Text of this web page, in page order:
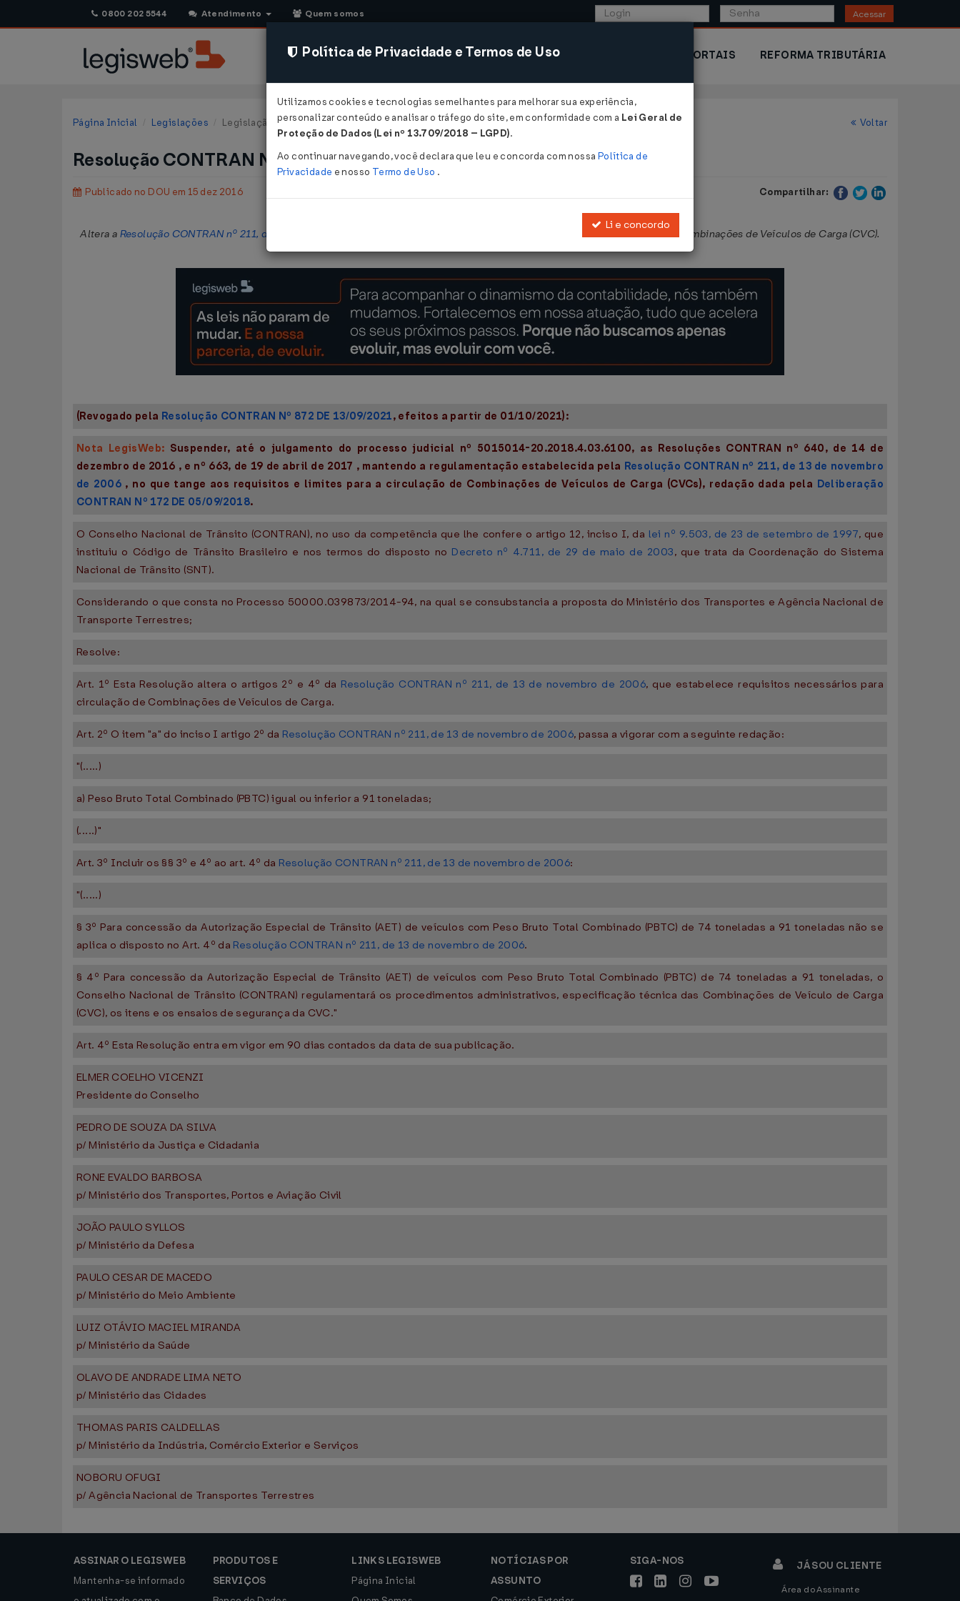
0800 202 5544 Atendimento Quem somos Acessar
CONSULTORIA SISTEMAS COMÉRCIO EXTERIOR PORTAIS REFORMA TRIBUTÁRIA
Página Inicial Legislações Legislação Federal Voltar
Resolução CONTRAN Nº 640 DE 14/12/2016
Publicado no DOU em 15 dez 2016 Compartilhar:
Altera a Resolução CONTRAN nº 211, de 13 de novembro de 2006 , que estabelece requisitos necessários para circulação de Combinações de Veículos de Carga (CVC).
(Revogado pela Resolução CONTRAN Nº 872 DE 13/09/2021, efeitos a partir de 01/10/2021):
Nota LegisWeb: Suspender, até o julgamento do processo judicial nº 5015014-20.2018.4.03.6100, as Resoluções CONTRAN nº 640, de 14 de
dezembro de 2016 , e nº 663, de 19 de abril de 2017 , mantendo a regulamentação estabelecida pela Resolução CONTRAN nº 211, de 13 de novembro
de 2006, no que tange aos requisitos e limites para a circulação de Combinações de Veículos de Carga (CVCs), redação dada pela Deliberação
CONTRAN Nº 172 DE 05/09/2018.
O Conselho Nacional de Trânsito (CONTRAN), no uso da competência que lhe confere o artigo 12, inciso I, da lei nº 9.503, de 23 de setembro de 1997, que
instituiu o Código de Trânsito Brasileiro e nos termos do disposto no Decreto nº 4.711, de 29 de maio de 2003, que trata da Coordenação do Sistema
Nacional de Trânsito (SNT).
Considerando o que consta no Processo 50000.039873/2014-94, na qual se consubstancia a proposta do Ministério dos Transportes e Agência Nacional de
Transporte Terrestres;
Resolve:
Art. 1º Esta Resolução altera o artigos 2º e 4º da Resolução CONTRAN nº 211, de 13 de novembro de 2006, que estabelece requisitos necessários para
circulação de Combinações de Veículos de Carga.
Art. 2º O item "a" do inciso I artigo 2º da Resolução CONTRAN nº 211, de 13 de novembro de 2006, passa a vigorar com a seguinte redação:
"(.....)
a) Peso Bruto Total Combinado (PBTC) igual ou inferior a 91 toneladas;
(.....)"
Art. 3º Incluir os §§ 3º e 4º ao art. 4º da Resolução CONTRAN nº 211, de 13 de novembro de 2006:
"(.....)
§ 3º Para concessão da Autorização Especial de Trânsito (AET) de veículos com Peso Bruto Total Combinado (PBTC) de 74 toneladas a 91 toneladas não se
aplica o disposto no Art. 4º da Resolução CONTRAN nº 211, de 13 de novembro de 2006.
§ 4º Para concessão da Autorização Especial de Trânsito (AET) de veículos com Peso Bruto Total Combinado (PBTC) de 74 toneladas a 91 toneladas, o
Conselho Nacional de Trânsito (CONTRAN) regulamentará os procedimentos administrativos, especificação técnica das Combinações de Veículo de Carga
(CVC), os itens e os ensaios de segurança da CVC."
Art. 4º Esta Resolução entra em vigor em 90 dias contados da data de sua publicação.
ELMER COELHO VICENZI
Presidente do Conselho
PEDRO DE SOUZA DA SILVA
p/ Ministério da Justiça e Cidadania
RONE EVALDO BARBOSA
p/ Ministério dos Transportes, Portos e Aviação Civil
JOÃO PAULO SYLLOS
p/ Ministério da Defesa
PAULO CESAR DE MACEDO
p/ Ministério do Meio Ambiente
LUIZ OTÁVIO MACIEL MIRANDA
p/ Ministério da Saúde
OLAVO DE ANDRADE LIMA NETO
p/ Ministério das Cidades
THOMAS PARIS CALDELLAS
p/ Ministério da Indústria, Comércio Exterior e Serviços
NOBORU OFUGI
p/ Agência Nacional de Transportes Terrestres
ASSINAR O LEGISWEB
Mantenha-se informado
PRODUTOS E
SERVIÇOS
LINKS LEGISWEB
Página Inicial
NOTÍCIAS POR
ASSUNTO
SIGA-NOS JÁ SOU CLIENTE
Área do Assinante
Política de Privacidade e Termos de Uso
Utilizamos cookies e tecnologias semelhantes para melhorar sua experiência,
personalizar conteúdo e analisar o tráfego do site, em conformidade com a Lei Geral de
Proteção de Dados (Lei nº 13.709/2018 – LGPD).
Ao continuar navegando, você declara que leu e concorda com nossa Política de
Privacidade e nosso Termo de Uso .
Li e concordo